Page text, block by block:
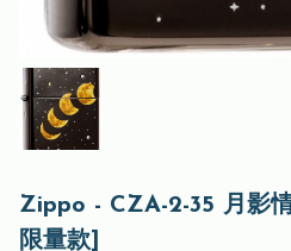
Zippo - CZA-2-35 月影
限量款]